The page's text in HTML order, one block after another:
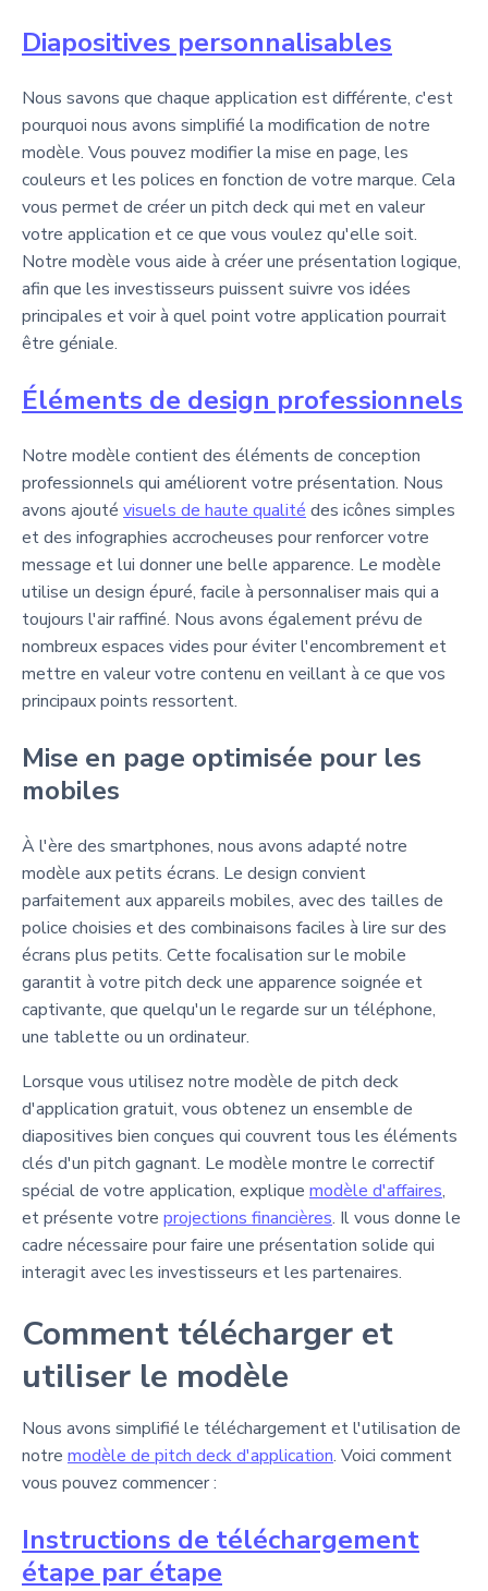
Diapositives personnalisables
Nous savons que chaque application est différente, c'est
pourquoi nous avons simplifié la modification de notre
modèle. Vous pouvez modifier la mise en page, les
couleurs et les polices en fonction de votre marque. Cela
vous permet de créer un pitch deck qui met en valeur
votre application et ce que vous voulez qu'elle soit.
Notre modèle vous aide à créer une présentation logique,
afin que les investisseurs puissent suivre vos idées
principales et voir à quel point votre application pourrait
être géniale.
Éléments de design professionnels
Notre modèle contient des éléments de conception
professionnels qui améliorent votre présentation. Nous
avons ajouté visuels de haute qualité des icônes simples
et des infographies accrocheuses pour renforcer votre
message et lui donner une belle apparence. Le modèle
utilise un design épuré, facile à personnaliser mais qui a
toujours l'air raffiné. Nous avons également prévu de
nombreux espaces vides pour éviter l'encombrement et
mettre en valeur votre contenu en veillant à ce que vos
principaux points ressortent.
Mise en page optimisée pour les
mobiles
À l'ère des smartphones, nous avons adapté notre
modèle aux petits écrans. Le design convient
parfaitement aux appareils mobiles, avec des tailles de
police choisies et des combinaisons faciles à lire sur des
écrans plus petits. Cette focalisation sur le mobile
garantit à votre pitch deck une apparence soignée et
captivante, que quelqu'un le regarde sur un téléphone,
une tablette ou un ordinateur.
Lorsque vous utilisez notre modèle de pitch deck
d'application gratuit, vous obtenez un ensemble de
diapositives bien conçues qui couvrent tous les éléments
clés d'un pitch gagnant. Le modèle montre le correctif
spécial de votre application, explique modèle d'affaires,
et présente votre projections financières. Il vous donne le
cadre nécessaire pour faire une présentation solide qui
interagit avec les investisseurs et les partenaires.
Comment télécharger et
utiliser le modèle
Nous avons simplifié le téléchargement et l'utilisation de
notre modèle de pitch deck d'application. Voici comment
vous pouvez commencer :
Instructions de téléchargement
étape par étape